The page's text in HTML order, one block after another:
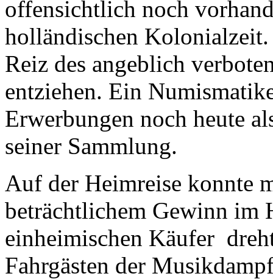
offensichtlich noch
holländischen
Reiz des angeblich
entziehen. Ein
Erwerbungen noch heute
seiner Sammlung.
Auf der Heimreise konnte
beträchtlichem Gewinn im
einheimischen Käufer
Fahrgästen der